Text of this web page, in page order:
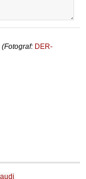
(Fotograf: DER-